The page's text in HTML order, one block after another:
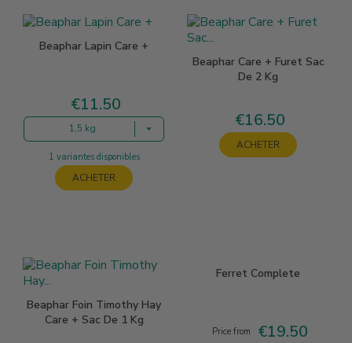
Beaphar Lapin Care +
Price
€11.50
1,5 kg
1 variantes disponibles
ACHETER
Beaphar Care + Furet Sac
De 2 Kg
Price
€16.50
ACHETER
Beaphar Foin Timothy Hay
Care + Sac De 1 Kg
Ferret Complete
Price from Price
€19.50